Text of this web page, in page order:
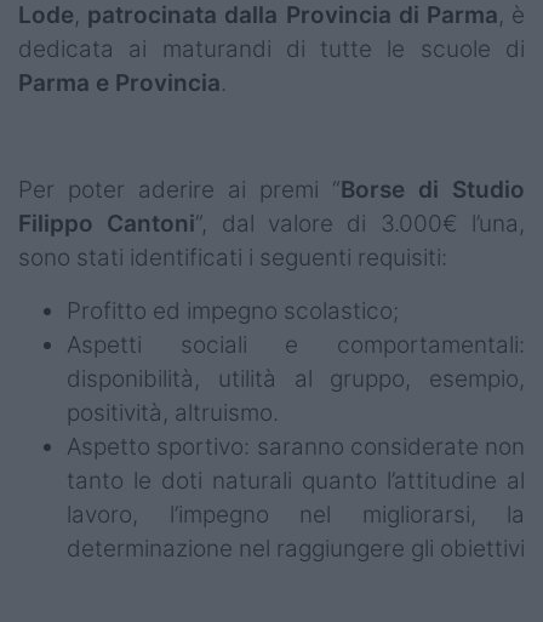
Lode, patrocinata dalla Provincia di Parma, è
dedicata ai maturandi di tutte le scuole di
Parma e Provincia.
Per poter aderire ai premi “Borse di Studio
Filippo Cantoni”, dal valore di 3.000€ l’una,
sono stati identificati i seguenti requisiti:
Profitto ed impegno scolastico;
Aspetti sociali e comportamentali:
disponibilità, utilità al gruppo, esempio,
positività, altruismo.
Aspetto sportivo: saranno considerate non
tanto le doti naturali quanto l’attitudine al
lavoro, l’impegno nel migliorarsi, la
determinazione nel raggiungere gli obiettivi